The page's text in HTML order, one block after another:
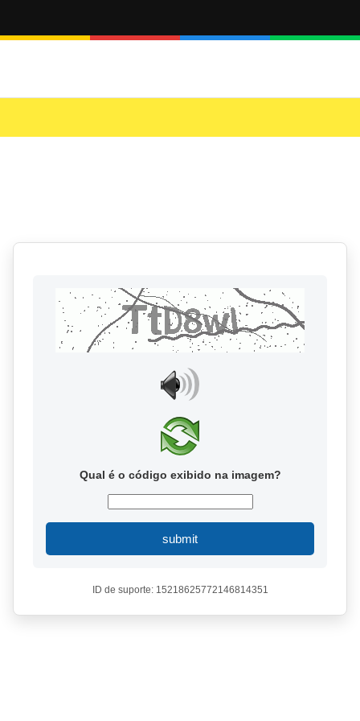
Qual é o código exibido na imagem?
submit
ID de suporte: 15218625772146814351